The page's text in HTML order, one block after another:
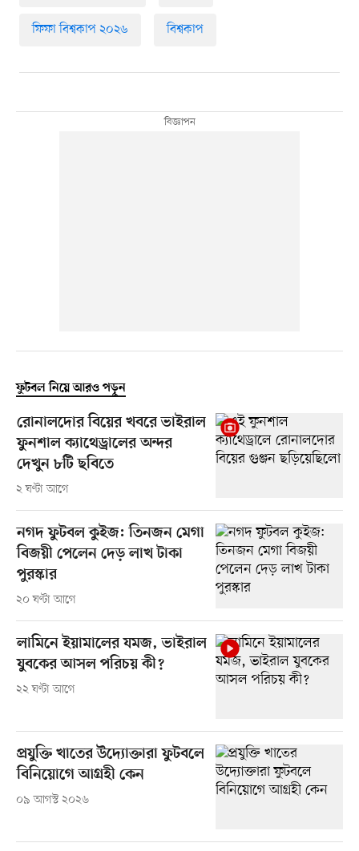
ফিফা বিশ্বকাপ ২০২৬ বিশ্বকাপ
ফুটবল নিয়ে আরও পড়ুন
রোনালদোর বিয়ের খবরে ভাইরাল
ফুনশাল ক্যাথেড্রালের অন্দর
দেখুন ৮টি ছবিতে
২ ঘণ্টা আগে
নগদ ফুটবল কুইজ: তিনজন মেগা
বিজয়ী পেলেন দেড় লাখ টাকা
পুরস্কার
২০ ঘণ্টা আগে
লামিনে ইয়ামালের যমজ, ভাইরাল
যুবকের আসল পরিচয় কী?
২২ ঘণ্টা আগে
প্রযুক্তি খাতের উদ্যোক্তারা ফুটবলে
বিনিয়োগে আগ্রহী কেন
০৯ আগস্ট ২০২৬